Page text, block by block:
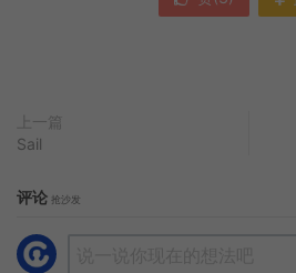
上一篇
Sail
评论 抢沙发